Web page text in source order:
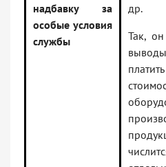
надбавку за
особые условия
службы
др.
Так,